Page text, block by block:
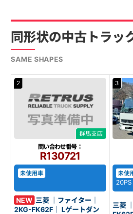
同形状の中古トラッ
SAME SHAPES
2
群馬支店
問い合わせ番号：
R130721
未使用車
NEW 三菱 ｜ファイター｜
2KG-FK62F｜ Lゲートダン
3
未使
三菱